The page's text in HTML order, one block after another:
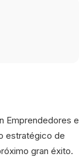
Emprendedores e
estratégico de
gran éxito.